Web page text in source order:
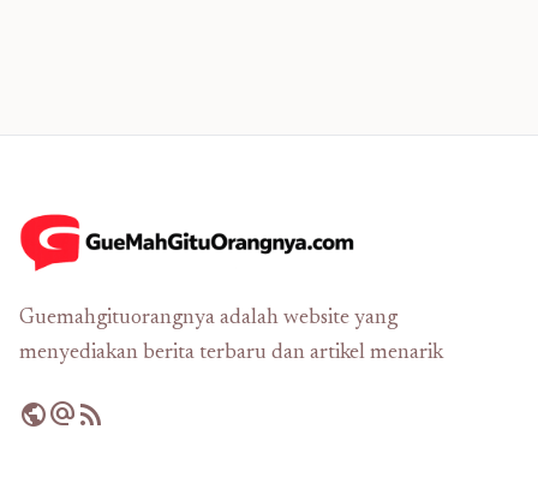
Guemahgituorangnya adalah website yang
menyediakan berita terbaru dan artikel menarik
publicalternate_emailrss_feed